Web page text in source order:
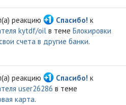
реакцию Спасибо! к
kytdf/oil в теме Блокировки
счета в другие банки.
реакцию Спасибо! к
user26286 в теме
карта.